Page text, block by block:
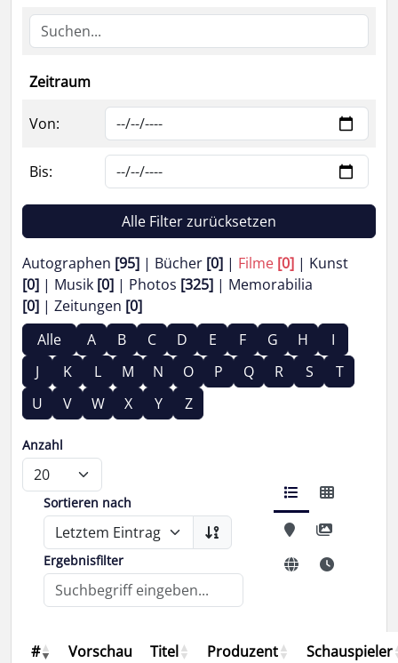
Zeitraum
Von:
Bis:
Alle Filter zurücksetzen
Autographen [95] Bücher [0] Filme [0]
Kunst
[0]
Musik [0] Photos [325]
Memorabilia
[0]
Zeitungen [0]
Alle
A B C D E F G H
I
J
K L M N O P Q R S
T
U
V W X Y Z
Anzahl
Sortieren nach
Ergebnisfilter
# Vorschau Titel Produzent Schauspieler